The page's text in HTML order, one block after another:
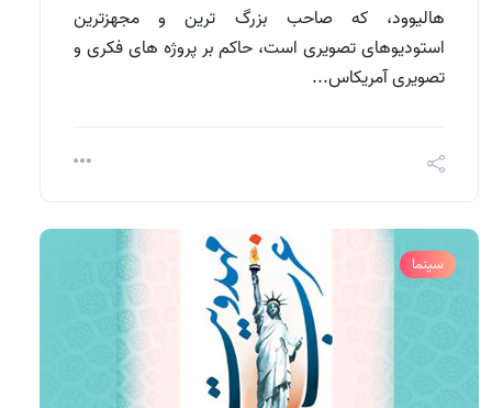
هالیوود، که صاحب بزرگ ترین و مجهزترین
استودیوهای تصویری است، حاکم بر پروژه های فکری و
تصویری آمریکاس...
سینما